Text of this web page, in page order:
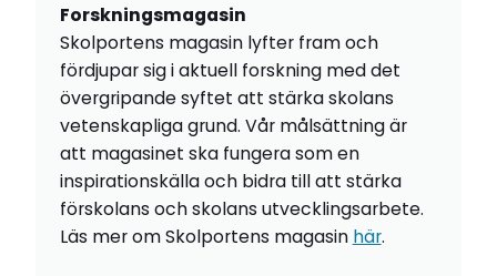
Forskningsmagasin
Skolportens magasin lyfter fram och
fördjupar sig i aktuell forskning med det
övergripande syftet att stärka skolans
vetenskapliga grund. Vår målsättning är
att magasinet ska fungera som en
inspirationskälla och bidra till att stärka
förskolans och skolans utvecklingsarbete.
Läs mer om Skolportens magasin här.